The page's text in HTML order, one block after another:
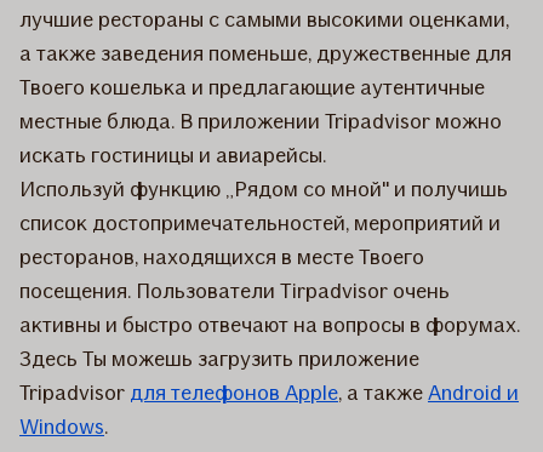
лучшие рестораны с самыми высокими оценками,
а также заведения поменьше, дружественные для
Твоего кошелька и предлагающие аутентичные
местные блюда. В приложении Tripadvisor можно
искать гостиницы и авиарейсы.
Используй функцию „Рядом со мной" и получишь
список достопримечательностей, мероприятий и
ресторанов, находящихся в месте Твоего
посещения. Пользователи Tirpadvisor очень
активны и быстро отвечают на вопросы в форумах.
Здесь Ты можешь загрузить приложение
Tripadvisor для телефонов Apple, а такжеAndroid и
Windows.